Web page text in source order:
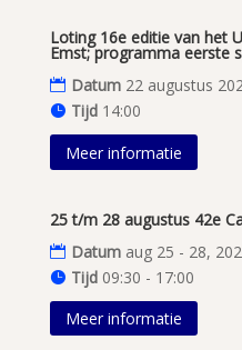
Loting 16e editie van het
Emst; programma eerste
Datum 22 augustus
Tijd 14:00
Meer informatie
25 t/m 28 augustus 42e
Datum aug 25 - 28,
Tijd 09:30 - 17:00
Meer informatie